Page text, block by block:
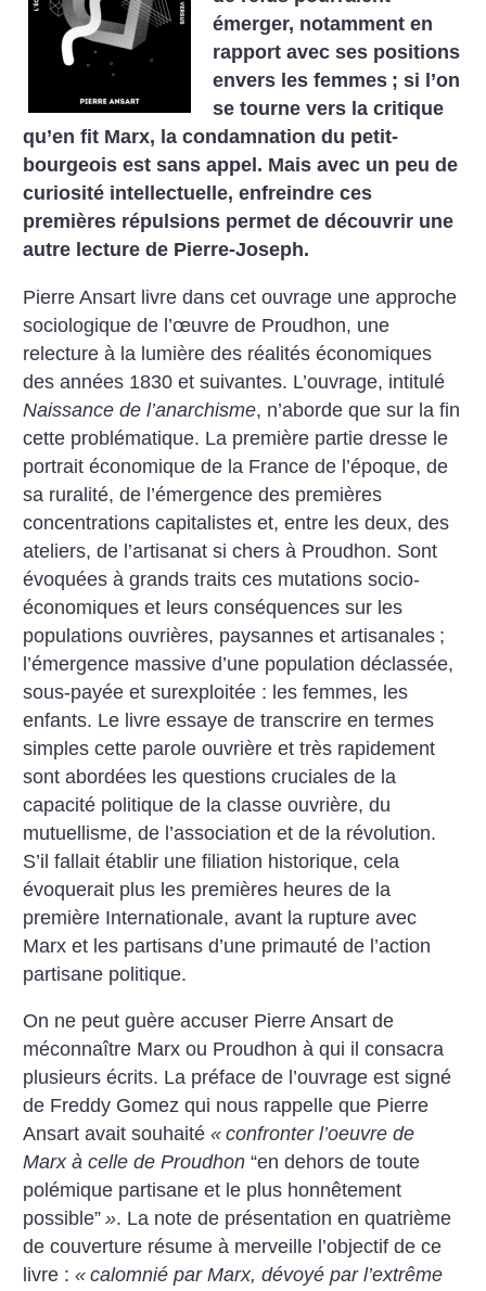
émerger, notamment en
rapport avec ses positions
envers les femmes ; si l’on
se tourne vers la critique
qu’en fit Marx, la condamnation du petit-
bourgeois est sans appel. Mais avec un peu de
curiosité intellectuelle, enfreindre ces
premières répulsions permet de découvrir une
autre lecture de Pierre-Joseph.
Pierre Ansart livre dans cet ouvrage une approche
sociologique de l’œuvre de Proudhon, une
relecture à la lumière des réalités économiques
des années 1830 et suivantes. L’ouvrage, intitulé
Naissance de l’anarchisme, n’aborde que sur la fin
cette problématique. La première partie dresse le
portrait économique de la France de l’époque, de
sa ruralité, de l’émergence des premières
concentrations capitalistes et, entre les deux, des
ateliers, de l’artisanat si chers à Proudhon. Sont
évoquées à grands traits ces mutations socio-
économiques et leurs conséquences sur les
populations ouvrières, paysannes et artisanales ;
l’émergence massive d’une population déclassée,
sous-payée et surexploitée : les femmes, les
enfants. Le livre essaye de transcrire en termes
simples cette parole ouvrière et très rapidement
sont abordées les questions cruciales de la
capacité politique de la classe ouvrière, du
mutuellisme, de l’association et de la révolution.
S’il fallait établir une filiation historique, cela
évoquerait plus les premières heures de la
première Internationale, avant la rupture avec
Marx et les partisans d’une primauté de l’action
partisane politique.
On ne peut guère accuser Pierre Ansart de
méconnaître Marx ou Proudhon à qui il consacra
plusieurs écrits. La préface de l’ouvrage est signé
de Freddy Gomez qui nous rappelle que Pierre
Ansart avait souhaité« confronter l’oeuvre de
Marx à celle de Proudhon“en dehors de toute
polémique partisane et le plus honnêtement
possible” ». La note de présentation en quatrième
de couverture résume à merveille l’objectif de ce
livre :« calomnié par Marx, dévoyé par l’extrême